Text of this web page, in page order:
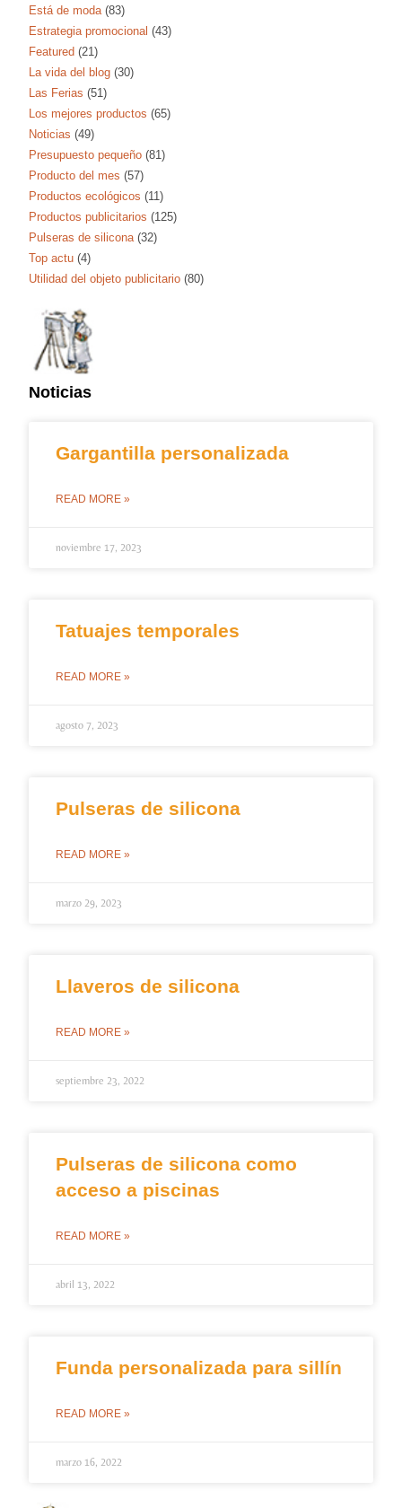
Está de moda (83)
Estrategia promocional (43)
Featured (21)
La vida del blog (30)
Las Ferias (51)
Los mejores productos (65)
Noticias (49)
Presupuesto pequeño (81)
Producto del mes (57)
Productos ecológicos (11)
Productos publicitarios (125)
Pulseras de silicona (32)
Top actu (4)
Utilidad del objeto publicitario (80)
Noticias
Gargantilla personalizada
READ MORE »
noviembre 17, 2023
Tatuajes temporales
READ MORE »
agosto 7, 2023
Pulseras de silicona
READ MORE »
marzo 29, 2023
Llaveros de silicona
READ MORE »
septiembre 23, 2022
Pulseras de silicona como
acceso a piscinas
READ MORE »
abril 13, 2022
Funda personalizada para sillín
READ MORE »
marzo 16, 2022